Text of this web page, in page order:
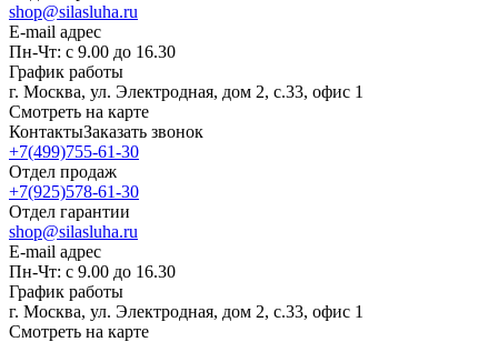
shop@silasluha.ru
E-mail адрес
Пн-Чт: с 9.00 до 16.30
График работы
г. Москва, ул. Электродная, дом 2, с.33, офис 1
Смотреть на карте
КонтактыЗаказать звонок
+7(499)755-61-30
Отдел продаж
+7(925)578-61-30
Отдел гарантии
shop@silasluha.ru
E-mail адрес
Пн-Чт: с 9.00 до 16.30
График работы
г. Москва, ул. Электродная, дом 2, с.33, офис 1
Смотреть на карте